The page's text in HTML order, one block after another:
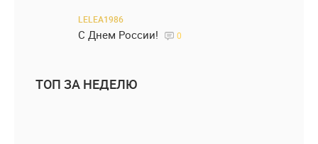
LELEA1986
С Днем России! 0
ТОП ЗА НЕДЕЛЮ